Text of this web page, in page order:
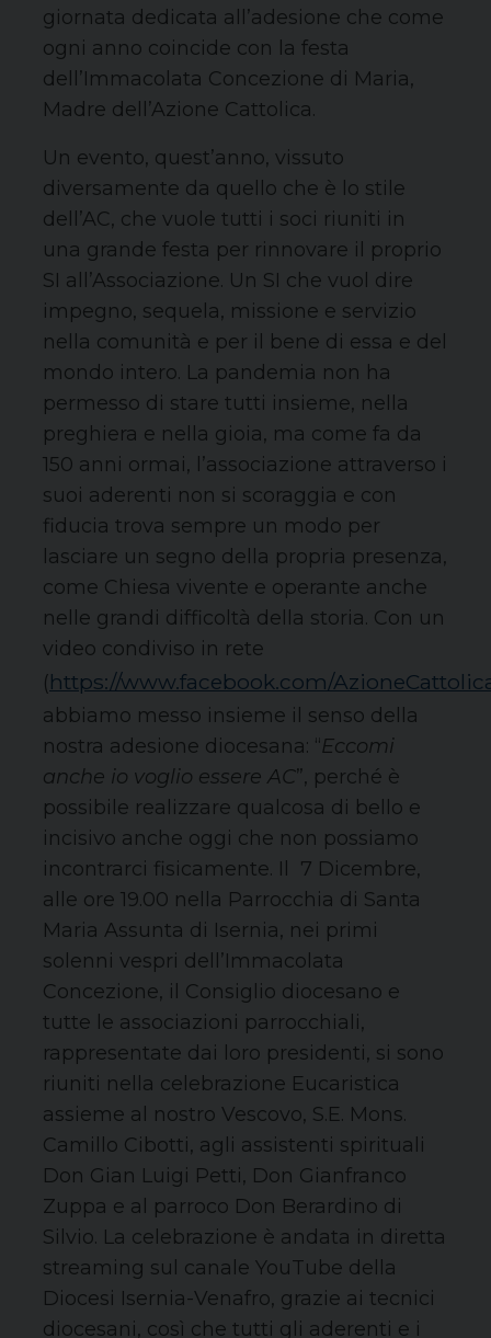
giornata dedicata all’adesione che come
ogni anno coincide con la festa
dell’Immacolata Concezione di Maria,
Madre dell’Azione Cattolica.
Un evento, quest’anno, vissuto
diversamente da quello che è lo stile
dell’AC, che vuole tutti i soci riuniti in
una grande festa per rinnovare il proprio
SI all’Associazione. Un SI che vuol dire
impegno, sequela, missione e servizio
nella comunità e per il bene di essa e del
mondo intero. La pandemia non ha
permesso di stare tutti insieme, nella
preghiera e nella gioia, ma come fa da
150 anni ormai, l’associazione attraverso i
suoi aderenti non si scoraggia e con
fiducia trova sempre un modo per
lasciare un segno della propria presenza,
come Chiesa vivente e operante anche
nelle grandi difficoltà della storia. Con un
video condiviso in rete
(https://www.facebook.com/
abbiamo messo insieme il senso della
nostra adesione diocesana: “Eccomi
anche io voglio essere AC”, perché è
possibile realizzare qualcosa di bello e
incisivo anche oggi che non possiamo
incontrarci fisicamente. Il 7 Dicembre,
alle ore 19.00 nella Parrocchia di Santa
Maria Assunta di Isernia, nei primi
solenni vespri dell’Immacolata
Concezione, il Consiglio diocesano e
tutte le associazioni parrocchiali,
rappresentate dai loro presidenti, si sono
riuniti nella celebrazione Eucaristica
assieme al nostro Vescovo, S.E. Mons.
Camillo Cibotti, agli assistenti spirituali
Don Gian Luigi Petti, Don Gianfranco
Zuppa e al parroco Don Berardino di
Silvio. La celebrazione è andata in diretta
streaming sul canale YouTube della
Diocesi Isernia-Venafro, grazie ai tecnici
diocesani, così che tutti gli aderenti e i